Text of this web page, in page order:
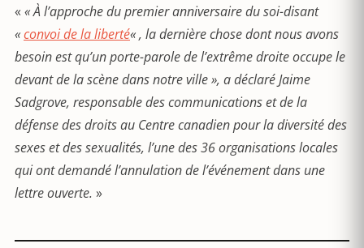
« « À l’approche du premier anniversaire du soi-disant
«convoi de la liberté« , la dernière chose dont nous avons
besoin est qu’un porte-parole de l’extrême droite occupe le
devant de la scène dans notre ville », a déclaré Jaime
Sadgrove, responsable des communications et de la
défense des droits au Centre canadien pour la diversité des
sexes et des sexualités, l’une des 36 organisations locales
qui ont demandé l’annulation de l’événement dans une
lettre ouverte. »